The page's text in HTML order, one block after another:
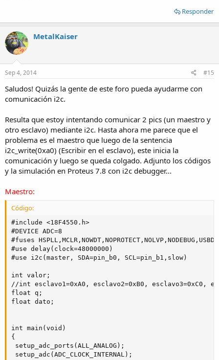
Responder
MetalKaiser
Sep 4, 2014 #15
Saludos! Quizás la gente de este foro pueda ayudarme con
comunicación i2c.
Resulta que estoy intentando comunicar 2 pics (un maestro y
otro esclavo) mediante i2c. Hasta ahora me parece que el
problema es el maestro que luego de la sentencia
i2c_write(0xa0) (Escribir en el esclavo), este inicia la
comunicación y luego se queda colgado. Adjunto los códigos
y la simulación en Proteus 7.8 con i2c debugger...
Maestro:
Código:
#include <18F4550.h>
#DEVICE ADC=8
#fuses
#use delay(clock=48000000)
#use i2c(master, SDA=pin_b0, SCL=pin_b1,slow)
int valor;
//int esclavo1=0xA0, esclavo2=0xB0, esclavo3=0xC0,
float q;
float dato;
int main(void)
{
setup_adc_ports(ALL_ANALOG);
setup_adc(ADC_CLOCK_INTERNAL);